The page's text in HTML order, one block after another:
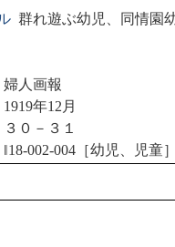
群れ遊ぶ幼児、同情園
婦人画報
1919年12 月
３０－３１
‖18-002-004［幼児、児童